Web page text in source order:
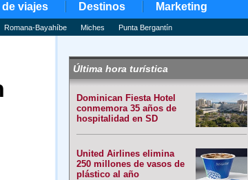
viajes Destinos Marketing
Romana-Bayahíbe Miches Punta Bergantín
Última hora turística
Dominican Fiesta Hotel
conmemora 35 años de
hospitalidad en SD
United Airlines elimina
250 millones de vasos de
plástico al año